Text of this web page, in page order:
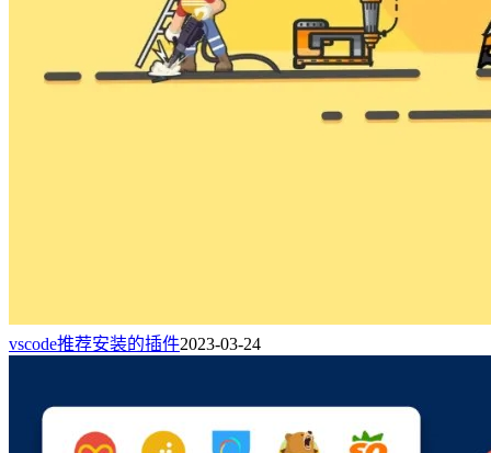
vscode推荐安装的插件2023-03-24